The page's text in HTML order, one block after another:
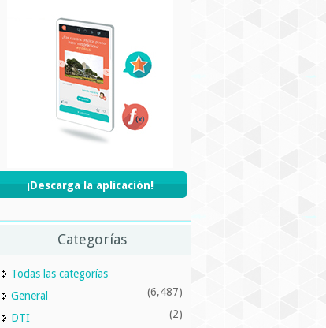
¡Descarga la aplicación!
Categorías
Todas las categorías
General
(6,487)
DTI (2)